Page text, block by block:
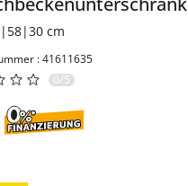
cm
: 41611635
0/5